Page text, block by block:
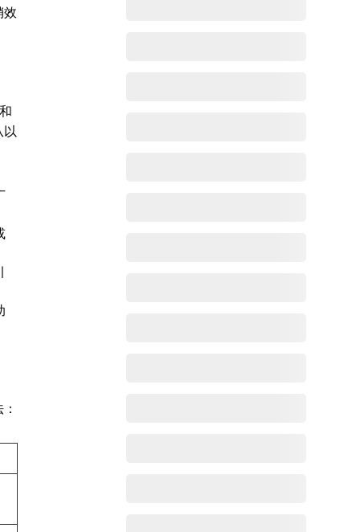
效
以